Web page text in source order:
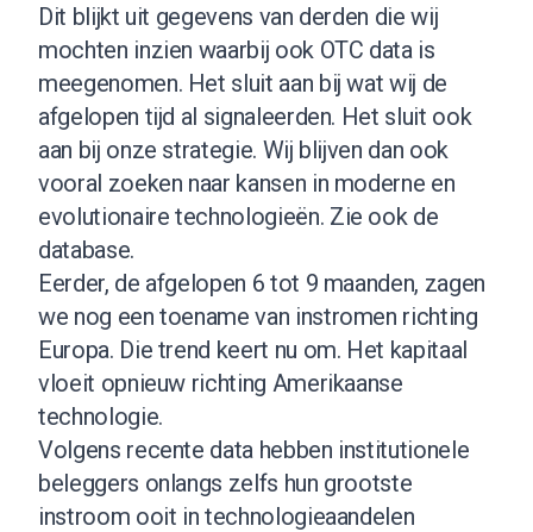
Dit blijkt uit gegevens van derden die wij
mochten inzien waarbij ook OTC data is
meegenomen. Het sluit aan bij wat wij de
afgelopen tijd al signaleerden. Het sluit ook
aan bij onze strategie. Wij blijven dan ook
vooral zoeken naar kansen in moderne en
evolutionaire technologieën. Zie ook de
database.
Eerder, de afgelopen 6 tot 9 maanden, zagen
we nog een toename van instromen richting
Europa. Die trend keert nu om. Het kapitaal
vloeit opnieuw richting Amerikaanse
technologie.
Volgens recente data hebben institutionele
beleggers onlangs zelfs hun grootste
instroom ooit in technologieaandelen